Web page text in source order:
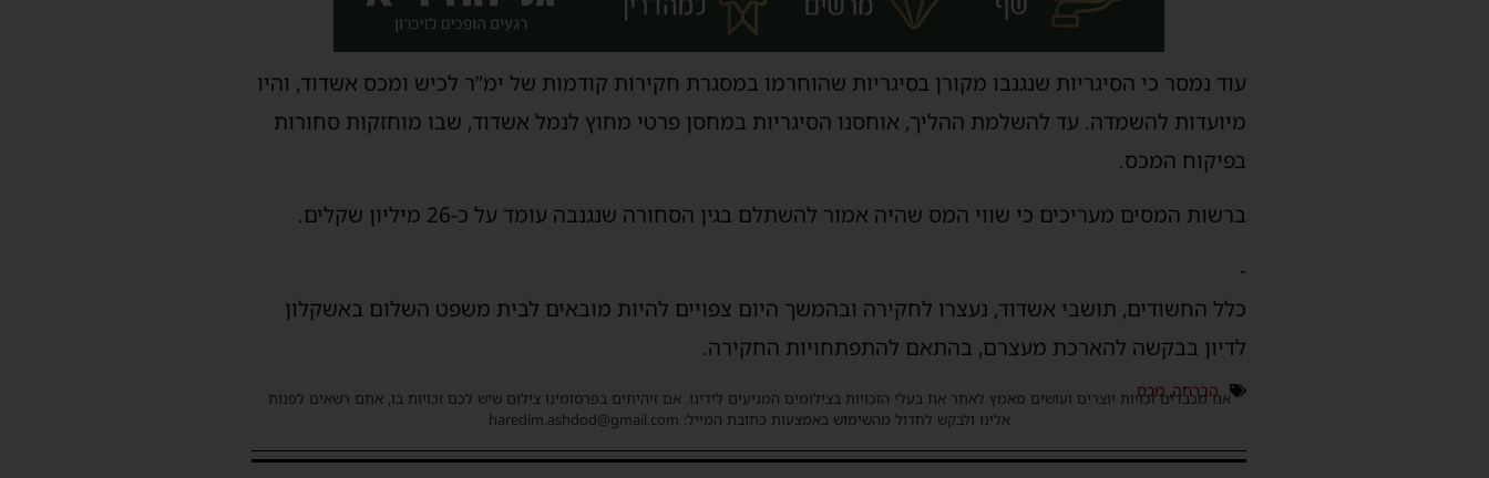
עוד נמסר כי הסיגריות שנגנבו מקורן בסיגריות שהוחרמו במסגרת חקירות קודמות של ימ”ר לכיש ומכס אשדוד, והיו
מיועדות להשמדה. עד להשלמת ההליך, אוחסנו הסיגריות במחסן פרטי מחוץ לנמל אשדוד, שבו מוחזקות סחורות
בפיקוח המכס.
ברשות המסים מעריכים כי שווי המס שהיה אמור להשתלם בגין הסחורה שנגנבה עומד על כ-26 מיליון שקלים.
-
כלל החשודים, תושבי אשדוד, נעצרו לחקירה ובהמשך היום צפויים להיות מובאים לבית משפט השלום באשקלון
לדיון בבקשה להארכת מעצרם, בהתאם להתפתחויות החקירה.
הברחה,מכס
אנו מכבדים זכויות יוצרים ועושים מאמץ לאתר את בעלי הזכויות בצילומים המגיעים לידינו. אם זיהיתים בפרסומינו צילום שיש לכם זכויות בו, אתם רשאים לפנות
אלינו ולבקש לחדול מהשימוש באמצעות כתובת המייל: haredim.ashdod@gmail.com